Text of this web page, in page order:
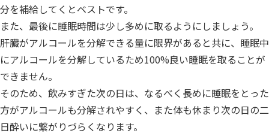
分を補給してくとベストです。
また、最後に睡眠時間は少し多めに取るようにしましょう。
肝臓がアルコールを分解できる量に限界があると共に、睡眠中
にアルコールを分解しているため100%良い睡眠を取ることが
できません。
そのため、飲みすぎた次の日は、なるべく長めに睡眠をとった
方がアルコールも分解されやすく、また体も休まり次の日の二
日酔いに繋がりづらくなります。